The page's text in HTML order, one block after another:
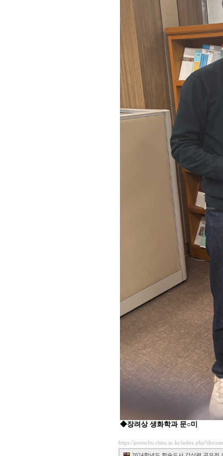
◆장려상생화학과 문○미
https://presscbu.cbnu.ac.kr/